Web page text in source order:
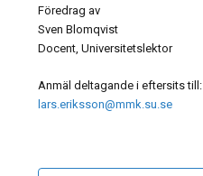
Föredrag av
Sven Blomqvist
Docent, Universitetslektor
Anmäl deltagande i eftersits till:
lars.eriksson@mmk.su.se